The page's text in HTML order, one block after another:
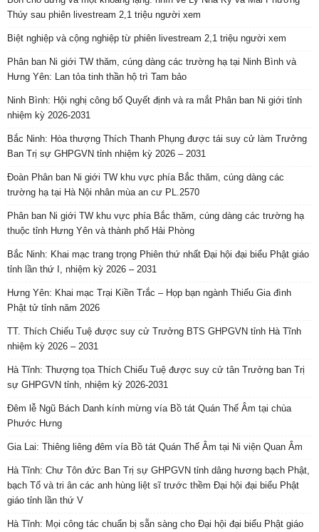
Thúy sau phiên livestream 2,1 triệu người xem
Biệt nghiệp và cộng nghiệp từ phiên livestream 2,1 triệu người xem
Phân ban Ni giới TW thăm, cúng dàng các trường hạ tại Ninh Bình và
Hưng Yên: Lan tỏa tinh thần hộ trì Tam bảo
Ninh Bình: Hội nghị công bố Quyết định và ra mắt Phân ban Ni giới tỉnh
nhiệm kỳ 2026-2031
Bắc Ninh: Hòa thượng Thích Thanh Phụng được tái suy cử làm Trưởng
Ban Trị sự GHPGVN tỉnh nhiệm kỳ 2026 – 2031
Đoàn Phân ban Ni giới TW khu vực phía Bắc thăm, cúng dàng các
trường hạ tại Hà Nội nhân mùa an cư PL.2570
Phân ban Ni giới TW khu vực phía Bắc thăm, cúng dàng các trường hạ
thuộc tỉnh Hưng Yên và thành phố Hải Phòng
Bắc Ninh: Khai mạc trang trọng Phiên thứ nhất Đại hội đại biểu Phật giáo
tỉnh lần thứ I, nhiệm kỳ 2026 – 2031
Hưng Yên: Khai mạc Trại Kiền Trắc – Họp bạn ngành Thiếu Gia đình
Phật tử tỉnh năm 2026
TT. Thích Chiếu Tuệ được suy cử Trưởng BTS GHPGVN tỉnh Hà Tĩnh
nhiệm kỳ 2026 – 2031
Hà Tĩnh: Thượng tọa Thích Chiếu Tuệ được suy cử tân Trưởng ban Trị
sự GHPGVN tỉnh, nhiệm kỳ 2026-2031
Đêm lễ Ngũ Bách Danh kính mừng vía Bồ tát Quán Thế Âm tại chùa
Phước Hưng
Gia Lai: Thiêng liêng đêm vía Bồ tát Quán Thế Âm tại Ni viện Quan Âm
Hà Tĩnh: Chư Tôn đức Ban Trị sự GHPGVN tỉnh dâng hương bạch Phật,
bạch Tổ và tri ân các anh hùng liệt sĩ trước thềm Đại hội đại biểu Phật
giáo tỉnh lần thứ V
Hà Tĩnh: Mọi công tác chuẩn bị sẵn sàng cho Đại hội đại biểu Phật giáo